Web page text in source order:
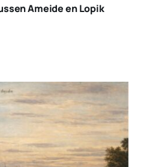
Ameide en Lopik